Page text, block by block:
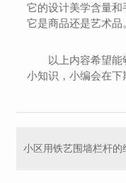
它的设计美学含量
它是商品还是艺术品
以上内容希望
小知识，小编会在下